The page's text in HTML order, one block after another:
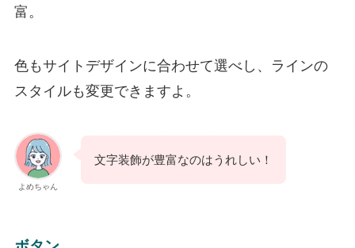
富。
色もサイトデザインに合わせて選べし、ラインの
スタイルも変更できますよ。
よめちゃん
文字装飾が豊富なのはうれしい！